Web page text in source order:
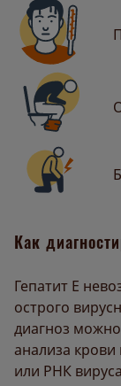
Как
Гепатит Е
острого
диагноз
анализа крови
или РНК вируса